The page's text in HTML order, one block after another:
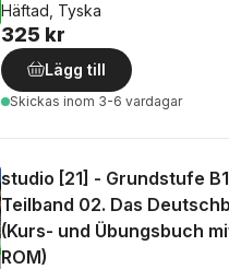
Häftad, Tyska
325 kr
Lägg till
Skickas inom 3-6 vardagar
studio [21] - Grundstufe
Teilband 02. Das
(Kurs- und Übungsbuch
ROM)